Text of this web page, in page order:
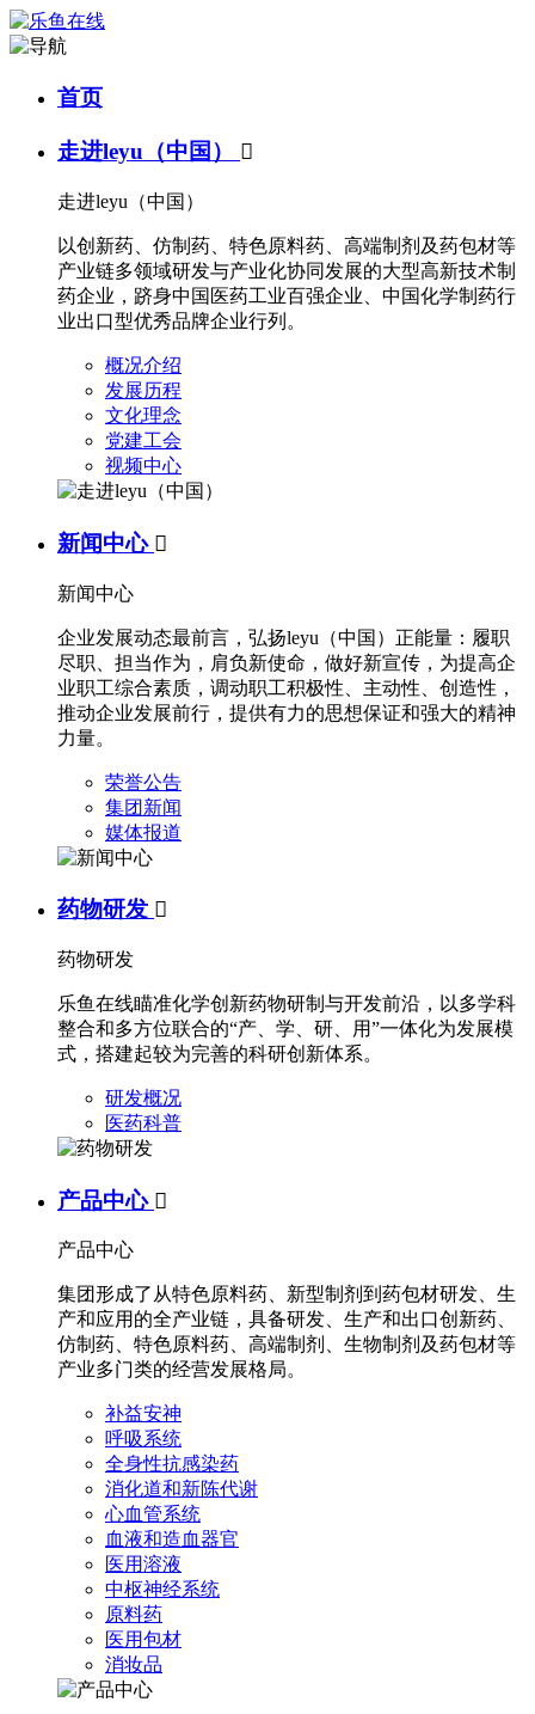
首页
走进leyu（中国） 
走进leyu（中国）
以创新药、仿制药、特色原料药、高端制剂及药包材等
产业链多领域研发与产业化协同发展的大型高新技术制
药企业，跻身中国医药工业百强企业、中国化学制药行
业出口型优秀品牌企业行列。
概况介绍
发展历程
文化理念
党建工会
视频中心
新闻中心 
新闻中心
企业发展动态最前言，弘扬leyu（中国）正能量：履职
尽职、担当作为，肩负新使命，做好新宣传，为提高企
业职工综合素质，调动职工积极性、主动性、创造性，
推动企业发展前行，提供有力的思想保证和强大的精神
力量。
荣誉公告
集团新闻
媒体报道
药物研发 
药物研发
乐鱼在线瞄准化学创新药物研制与开发前沿，以多学科
整合和多方位联合的“产、学、研、用”一体化为发展模
式，搭建起较为完善的科研创新体系。
研发概况
医药科普
产品中心 
产品中心
集团形成了从特色原料药、新型制剂到药包材研发、生
产和应用的全产业链，具备研发、生产和出口创新药、
仿制药、特色原料药、高端制剂、生物制剂及药包材等
产业多门类的经营发展格局。
补益安神
呼吸系统
全身性抗感染药
消化道和新陈代谢
心血管系统
血液和造血器官
医用溶液
中枢神经系统
原料药
医用包材
消妆品